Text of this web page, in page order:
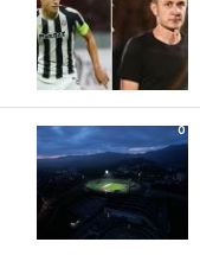
0